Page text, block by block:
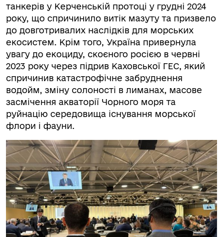
танкерів у Керченській протоці у грудні 2024
року, що спричинило витік мазуту та призвело
до довготривалих наслідків для морських
екосистем. Крім того, Україна привернула
увагу до екоциду, скоєного росією в червні
2023 року через підрив Каховської ГЕС, який
спричинив катастрофічне забруднення
водойм, зміну солоності в лиманах, масове
засмічення акваторії Чорного моря та
руйнацію середовища існування морської
флори і фауни.